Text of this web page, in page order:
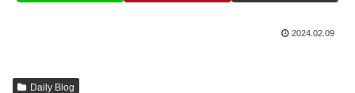
2024.02.09
Daily Blog